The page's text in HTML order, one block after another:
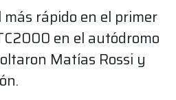
rápido en el primer
en el autódromo
Matías Rossi y